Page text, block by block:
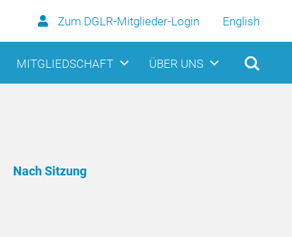
Zum DGLR-Mitglieder-Login English
MITGLIEDSCHAFT ÜBER UNS
Nach Sitzung